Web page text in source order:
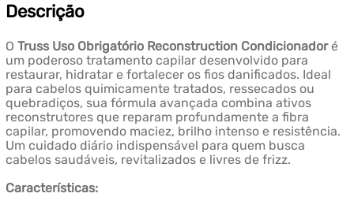
Descrição
O Truss Uso Obrigatório Reconstruction Condicionadoré
um poderoso tratamento capilar desenvolvido para
restaurar, hidratar e fortalecer os fios danificados. Ideal
para cabelos quimicamente tratados, ressecados ou
quebradiços, sua fórmula avançada combina ativos
reconstrutores que reparam profundamente a fibra
capilar, promovendo maciez, brilho intenso e resistência.
Um cuidado diário indispensável para quem busca
cabelos saudáveis, revitalizados e livres de frizz.
Características: